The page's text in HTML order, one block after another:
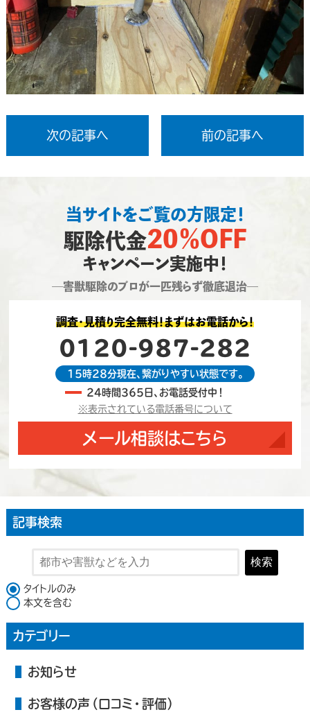
次の記事へ 前の記事へ
当サイトをご覧の方限定！
駆除代金20％OFF
キャンペーン実施中！
―害獣駆除のプロが一匹残らず徹底退治―
調査・見積り完全無料！まずはお電話から！
0120-987-282
15時28分現在、繋がりやすい状態です。
24時間365日、お電話受付中！
※表示されている電話番号について
メール相談はこちら
記事検索
検索
検索対象
タイトルのみ
本文を含む
カテゴリー
お知らせ
お客様の声（口コミ・評価）